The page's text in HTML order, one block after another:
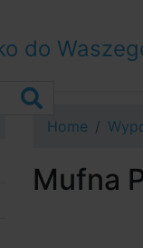
do
Home
Mufna